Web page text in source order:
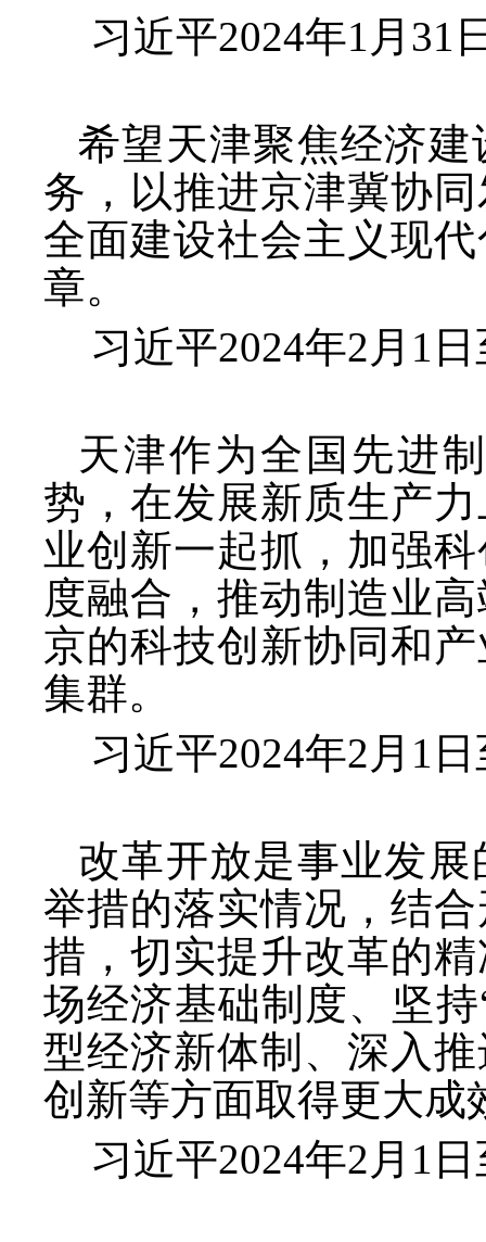
习近平2024年1月31
希望天津聚焦经济
务，以推进京津冀协
全面建设社会主义现
章。
习近平2024年2月1
天津作为全国先进
势，在发展新质生产
业创新一起抓，加强
度融合，推动制造业
京的科技创新协同和
集群。
习近平2024年2月1
改革开放是事业发
举措的落实情况，结
措，切实提升改革的
场经济基础制度、坚持
型经济新体制、深入
创新等方面取得更大成
习近平2024年2月1